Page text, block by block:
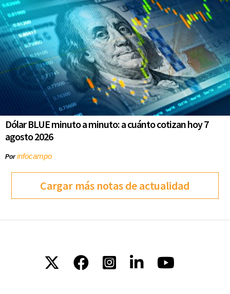
Dólar BLUE minuto a minuto: a cuánto cotizan hoy 7
agosto 2026
Porinfocampo
Cargar más notas de actualidad